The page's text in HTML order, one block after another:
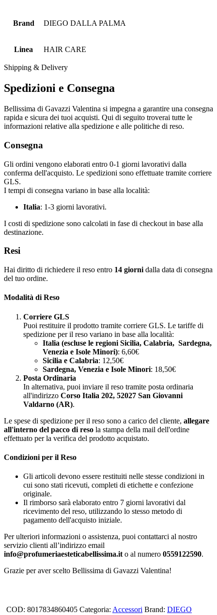
Brand DIEGO DALLA PALMA
Linea HAIR CARE
Shipping & Delivery
Spedizioni e Consegna
Bellissima di Gavazzi Valentina si impegna a garantire una consegna
rapida e sicura dei tuoi acquisti. Qui di seguito troverai tutte le
informazioni relative alla spedizione e alle politiche di reso.
Consegna
Gli ordini vengono elaborati entro 0-1 giorni lavorativi dalla
conferma dell'acquisto. Le spedizioni sono effettuate tramite corriere
GLS.
I tempi di consegna variano in base alla località:
Italia: 1-3 giorni lavorativi.
I costi di spedizione sono calcolati in fase di checkout in base alla
destinazione.
Resi
Hai diritto di richiedere il reso entro 14 giorni dalla data di consegna
del tuo ordine.
Modalità di Reso
Corriere GLS
Puoi restituire il prodotto tramite corriere GLS. Le tariffe di
spedizione per il reso variano in base alla località:
Italia (escluse le regioni Sicilia, Calabria, Sardegna,
Venezia e Isole Minori): 6,60€
Sicilia e Calabria: 12,50€
Sardegna, Venezia e Isole Minori: 18,50€
Posta Ordinaria
In alternativa, puoi inviare il reso tramite posta ordinaria
all'indirizzo Corso Italia 202, 52027 San Giovanni
Valdarno (AR).
Le spese di spedizione per il reso sono a carico del cliente, allegare
all'interno del pacco di reso la stampa della mail dell'ordine
effettuato per la verifica del prodotto acquistato.
Condizioni per il Reso
Gli articoli devono essere restituiti nelle stesse condizioni in
cui sono stati ricevuti, completi di etichette e confezione
originale.
Il rimborso sarà elaborato entro 7 giorni lavorativi dal
ricevimento del reso, utilizzando lo stesso metodo di
pagamento dell'acquisto iniziale.
Per ulteriori informazioni o assistenza, puoi contattarci al nostro
servizio clienti all’indirizzo email
info@profumeriaesteticabellissima.it o al numero 0559122590.
Grazie per aver scelto Bellissima di Gavazzi Valentina!
COD: 8017834860405 Categoria: Accessori Brand: DIEGO